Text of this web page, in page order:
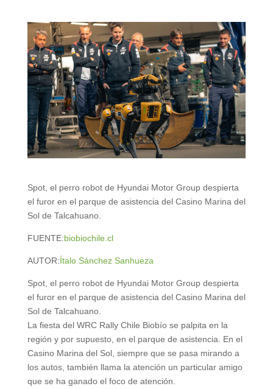
Spot, el perro robot de Hyundai Motor Group despierta
el furor en el parque de asistencia del Casino Marina del
Sol de Talcahuano.
FUENTE:biobiochile.cl
AUTOR:Ítalo Sánchez Sanhueza
Spot, el perro robot de Hyundai Motor Group despierta
el furor en el parque de asistencia del Casino Marina del
Sol de Talcahuano.
La fiesta del WRC Rally Chile Biobío se palpita en la
región y por supuesto, en el parque de asistencia. En el
Casino Marina del Sol, siempre que se pasa mirando a
los autos, también llama la atención un particular amigo
que se ha ganado el foco de atención.